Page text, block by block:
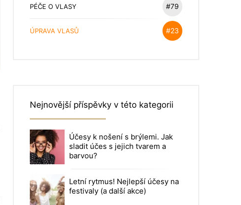
PÉČE O VLASY #79
ÚPRAVA VLASŮ #23
Nejnovější příspěvky v této kategorii
Účesy k nošení s brýlemi. Jak
sladit účes s jejich tvarem a
barvou?
Letní rytmus! Nejlepší účesy na
festivaly (a další akce)